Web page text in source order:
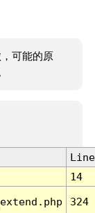
可能的原
Line
14
324